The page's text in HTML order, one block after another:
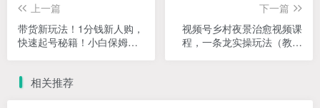
上一篇
带货新玩法！1分钱新人购，
快速起号秘籍！小白保姆级
下一篇
视频号乡村夜景治愈视频课
程，一条龙实操玩法（教程
相关推荐